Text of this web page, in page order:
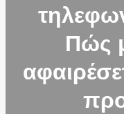
Πώς